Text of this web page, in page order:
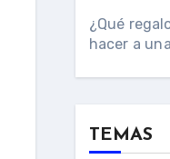
¿Qué
hacer a
TEMAS